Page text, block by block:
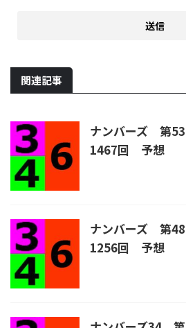
関連記事
ナンバーズ 第
1467回 予想
ナンバーズ 第
1256回 予想